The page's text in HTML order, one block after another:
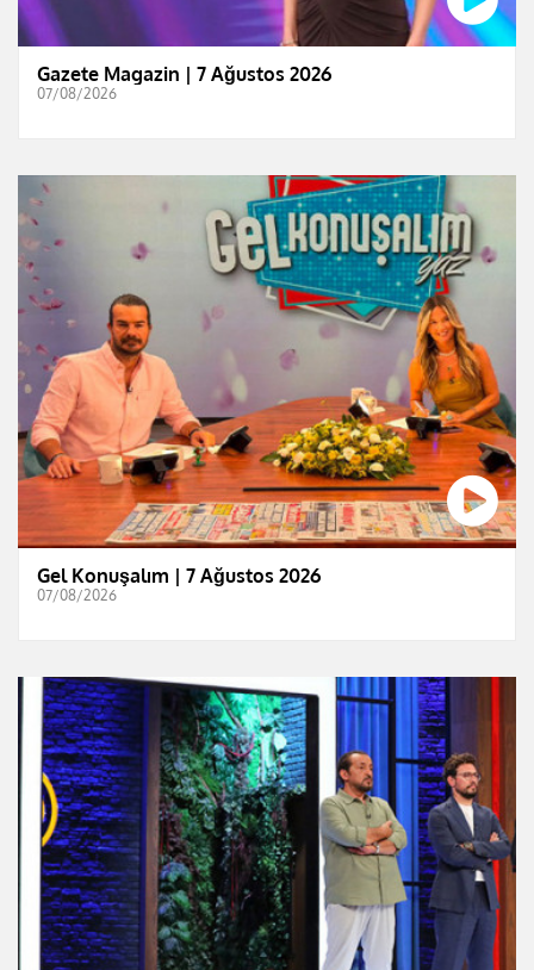
Gazete Magazin | 7 Ağustos 2026
07/08/2026
Gel Konuşalım | 7 Ağustos 2026
07/08/2026